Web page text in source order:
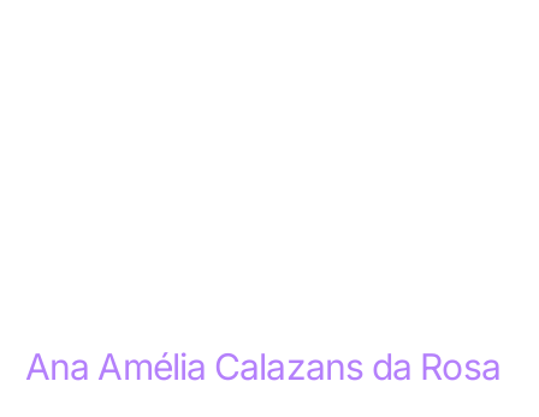
Ana Amélia Calazans da Rosa